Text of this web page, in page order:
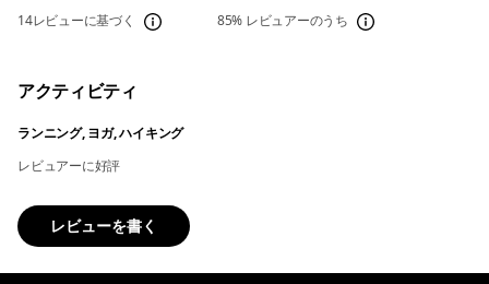
14レビューに基づく 85% レビュアーのうち
アクティビティ
ランニング, ヨガ, ハイキング
レビュアーに好評
レビューを書く